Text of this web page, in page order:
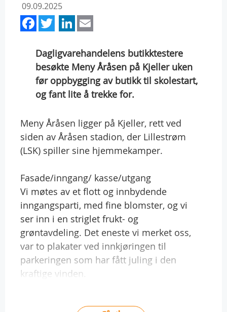
09.09.2025
Facebook
TwitterLinkedIn
Dagligvarehandelens butikktestere
besøkte Meny Åråsen på Kjeller uken
før oppbygging av butikk til skolestart,
og fant lite å trekke for.
Meny Åråsen ligger på Kjeller, rett ved
siden av Åråsen stadion, der Lillestrøm
(LSK) spiller sine hjemmekamper.
Fasade/inngang/ kasse/utgang
Vi møtes av et flott og innbydende
inngangsparti, med fine blomster, og vi
ser inn i en striglet frukt- og
grøntavdeling. Det eneste vi merket oss,
var to plakater ved innkjøringen til
parkeringen som har fått juling i den
kraftige vinden.